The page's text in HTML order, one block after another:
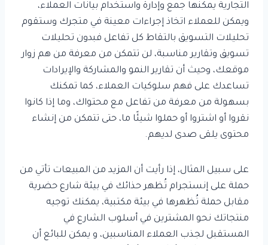
التجارية يمكنها جمع وإدارة واستخدام بيانات العملاء،
ويمكن للعملاء اتخاذ إجراءات معينة في متجرك وستقوم
تحليلات التسويق بالتقاط كل تفاعل فبدون تحليلات
تسويق وتقارير مناسبة، لن تتمكن من معرفة من هم زوار
موقعك، وحيث أن تقارير النمو والمشاركة والإيرادات
تساعدك على فهم سلوكيات العملاء، كما تمكنك
بسهولة من معرفة من تفاعل مع محتواك، وما إذا كانوا
نقروا أو اشتروا أو حملوا شيئًا ما، حتى تتمكن من إنشاء
محتوى يلقى صدى لديهم.
على سبيل المثال، إذا رأيت أن المزيد من المبيعات تأتي من
حملة على إنستجرام تُظهر حذائك في بيئة شارع حضرية
مقابل حملة تُظهرها في بيئة مكتبية، يمكنك توجيه
منتجاتك نحو المشترين في أسلوب الشارع في
المستقبل لجذب العملاء المناسبين، و يمكن للبائع أن